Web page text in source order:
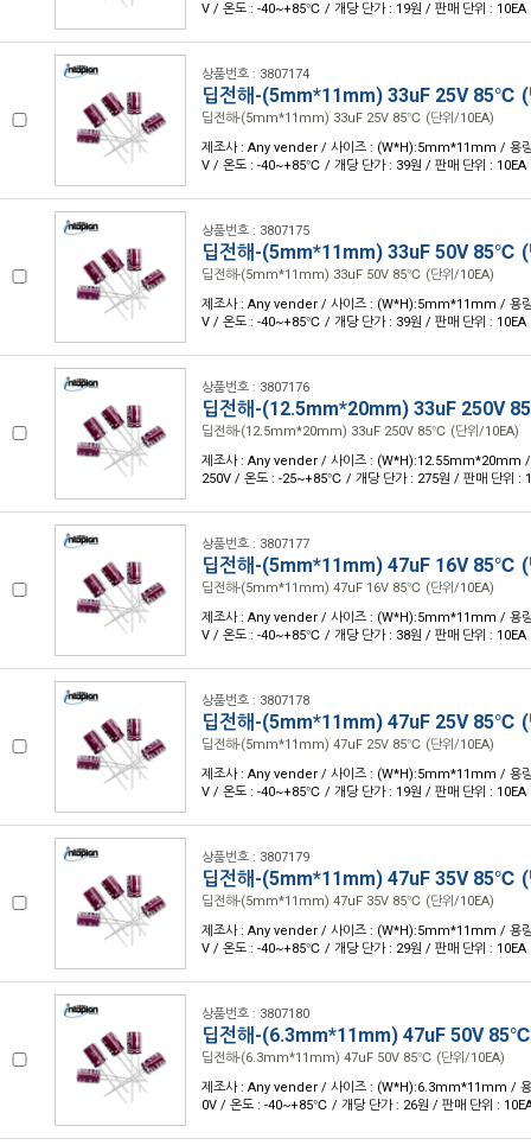
V / 온도 : -40~+85℃ / 개당 단가 : 19원 / 판매 단위 : 10EA
상품번호 : 3807174
딥전해-(5mm*11mm) 33uF 25V 85℃
딥전해-(5mm*11mm) 33uF 25V 85℃ (단위/10EA)
제조사 : Any vender / 사이즈 : (W*H):5mm*11mm / 용
V / 온도 : -40~+85℃ / 개당 단가 : 39원 / 판매 단위 : 10EA
상품번호 : 3807175
딥전해-(5mm*11mm) 33uF 50V 85℃
딥전해-(5mm*11mm) 33uF 50V 85℃ (단위/10EA)
제조사 : Any vender / 사이즈 : (W*H):5mm*11mm / 용
V / 온도 : -40~+85℃ / 개당 단가 : 39원 / 판매 단위 : 10EA
상품번호 : 3807176
딥전해-(12.5mm*20mm) 33uF 250V
딥전해-(12.5mm*20mm) 33uF 250V 85℃ (단위/10EA)
제조사 : Any vender / 사이즈 : (W*H):12.55mm*20mm /
250V / 온도 : -25~+85℃ / 개당 단가 : 275원 / 판매 단위 :
상품번호 : 3807177
딥전해-(5mm*11mm) 47uF 16V 85℃
딥전해-(5mm*11mm) 47uF 16V 85℃ (단위/10EA)
제조사 : Any vender / 사이즈 : (W*H):5mm*11mm / 용
V / 온도 : -40~+85℃ / 개당 단가 : 38원 / 판매 단위 : 10EA
상품번호 : 3807178
딥전해-(5mm*11mm) 47uF 25V 85℃
딥전해-(5mm*11mm) 47uF 25V 85℃ (단위/10EA)
제조사 : Any vender / 사이즈 : (W*H):5mm*11mm / 용
V / 온도 : -40~+85℃ / 개당 단가 : 19원 / 판매 단위 : 10EA
상품번호 : 3807179
딥전해-(5mm*11mm) 47uF 35V 85℃
딥전해-(5mm*11mm) 47uF 35V 85℃ (단위/10EA)
제조사 : Any vender / 사이즈 : (W*H):5mm*11mm / 용
V / 온도 : -40~+85℃ / 개당 단가 : 29원 / 판매 단위 : 10EA
상품번호 : 3807180
딥전해-(6.3mm*11mm) 47uF 50V
딥전해-(6.3mm*11mm) 47uF 50V 85℃ (단위/10EA)
제조사 : Any vender / 사이즈 : (W*H):6.3mm*11mm /
0V / 온도 : -40~+85℃ / 개당 단가 : 26원 / 판매 단위 :